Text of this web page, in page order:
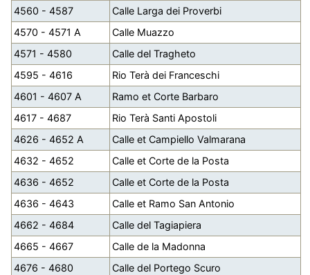
4560 - 4587
Calle Larga dei Proverbi
4570 - 4571 A
Calle Muazzo
4571 - 4580
Calle del Tragheto
4595 - 4616
Rio Terà dei Franceschi
4601 - 4607 A
Ramo et Corte Barbaro
4617 - 4687
Rio Terà Santi Apostoli
4626 - 4652 A
Calle et Campiello Valmarana
4632 - 4652
Calle et Corte de la Posta
4636 - 4652
Calle et Corte de la Posta
4636 - 4643
Calle et Ramo San Antonio
4662 - 4684
Calle del Tagiapiera
4665 - 4667
Calle de la Madonna
4676 - 4680
Calle del Portego Scuro